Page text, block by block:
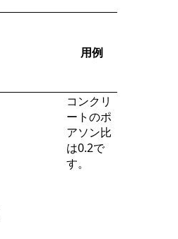
用例
コンクリ
ートのポ
アソン比
は0.2で
す。